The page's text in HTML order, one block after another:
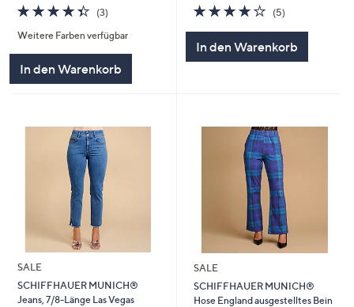
4.3
von
5
(3)
Weitere Farben verfügbar
In den Warenkorb
4.2
von
(5)5
In den Warenkorb
SALE
SCHIFFHAUER MUNICH®
Jeans, 7/8-Länge Las Vegas
SALE
SCHIFFHAUER MUNICH®
Hose England ausgestelltes Bein